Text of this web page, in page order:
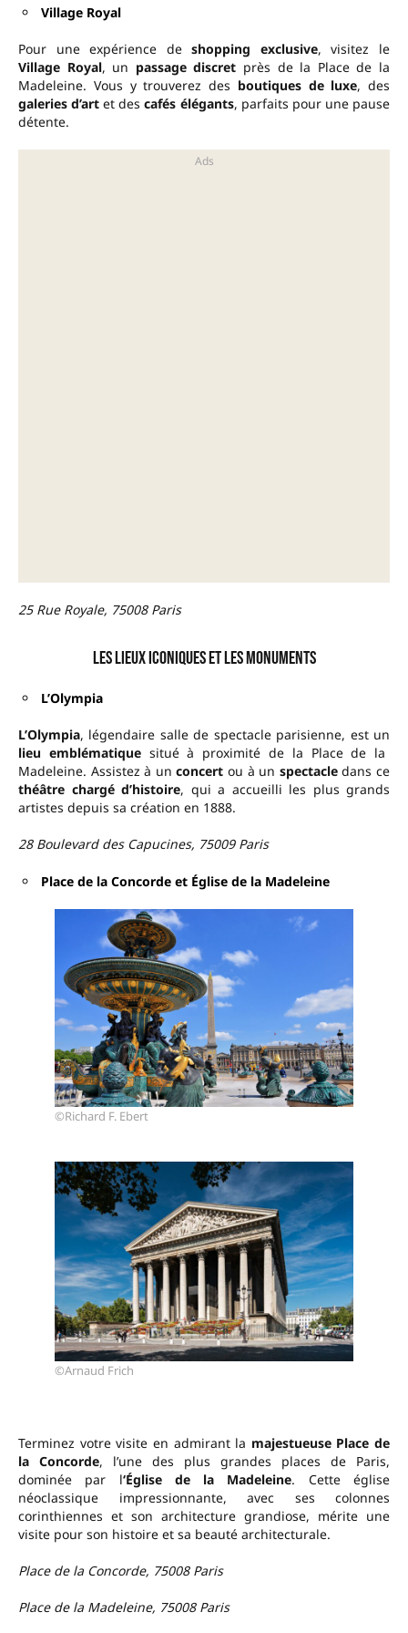
Village Royal
Pour une expérience deshopping exclusive, visitez le
Village Royal, un passage discret près de la Place de la
Madeleine. Vous y trouverez des boutiques de luxe, des
galeries d’artet descafés élégants, parfaits pour une pause
détente.
25 Rue Royale, 75008 Paris
Les lieux iconiques et les monuments
L’Olympia
L’Olympia, légendaire salle de spectacle parisienne, est un
lieu emblématique situé à proximité de la Place de la
Madeleine. Assistez à unconcert ou à un spectacledans ce
théâtre chargé d’histoire, qui a accueilli les plus grands
artistes depuis sa création en 1888.
28 Boulevard des Capucines, 75009 Paris
Place de la Concorde et Église de la Madeleine
©Richard F. Ebert
©Arnaud Frich
Terminez votre visite en admirant la majestueuse Place de
la Concorde, l’une des plus grandes places de Paris,
dominée par l‘Église de la Madeleine. Cette église
néoclassique impressionnante, avec ses colonnes
corinthiennes et son architecture grandiose, mérite une
visite pour son histoire et sa beauté architecturale.
Place de la Concorde, 75008 Paris
Place de la Madeleine, 75008 Paris